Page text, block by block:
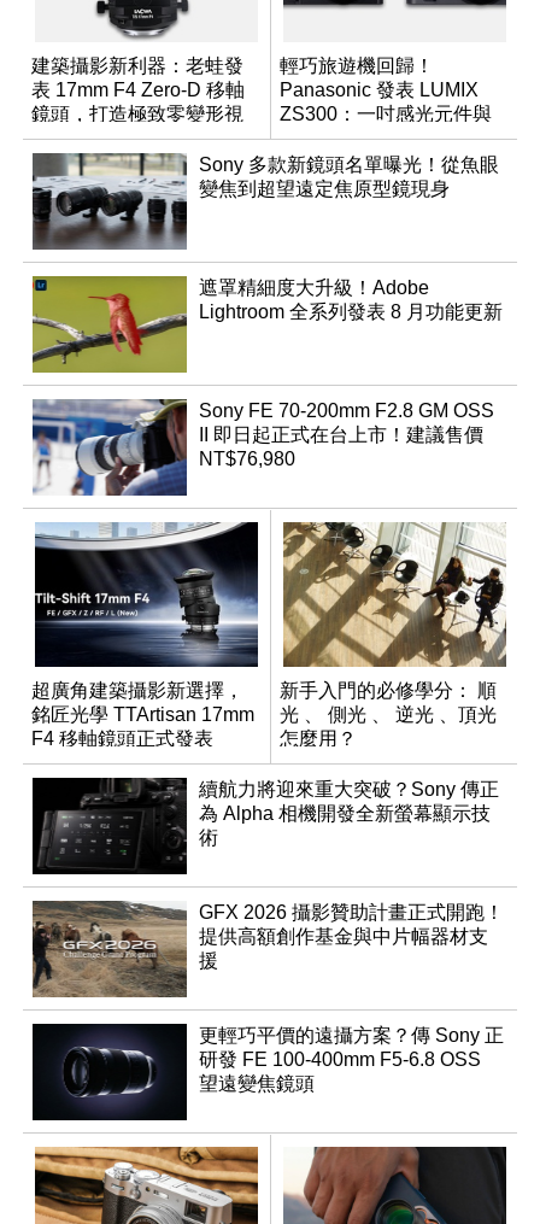
建築攝影新利器：老蛙發
表 17mm F4 Zero-D 移軸
鏡頭，打造極致零變形視
野
輕巧旅遊機回歸！
Panasonic 發表 LUMIX
ZS300：一吋感光元件與
15 倍光學變焦
Sony 多款新鏡頭名單曝光！從魚眼
變焦到超望遠定焦原型鏡現身
遮罩精細度大升級！Adobe
Lightroom 全系列發表 8 月功能更新
Sony FE 70-200mm F2.8 GM OSS
II 即日起正式在台上市！建議售價
NT$76,980
超廣角建築攝影新選擇，
銘匠光學 TTArtisan 17mm
F4 移軸鏡頭正式發表
新手入門的必修學分： 順
光 、 側光 、 逆光 、頂光
怎麼用？
續航力將迎來重大突破？Sony 傳正
為 Alpha 相機開發全新螢幕顯示技
術
GFX 2026 攝影贊助計畫正式開跑！
提供高額創作基金與中片幅器材支
援
更輕巧平價的遠攝方案？傳 Sony 正
研發 FE 100-400mm F5-6.8 OSS
望遠變焦鏡頭